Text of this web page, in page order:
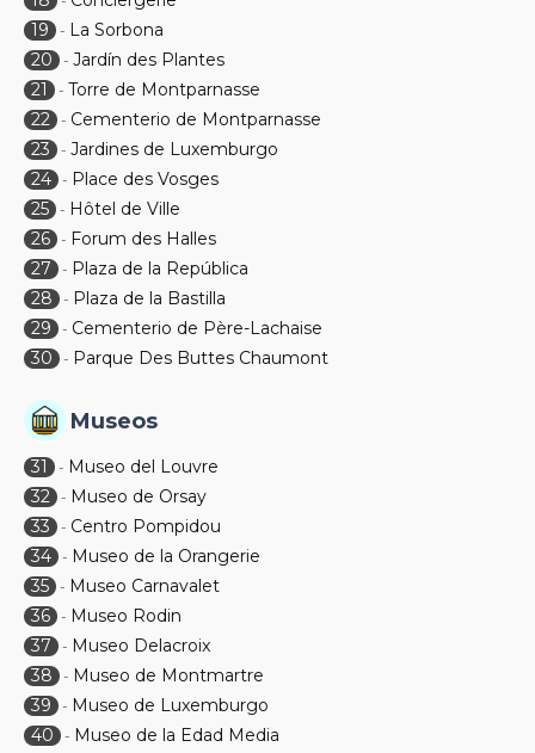
19
- La Sorbona
20
- Jardín des Plantes
21
- Torre de Montparnasse
22 - Cementerio de Montparnasse
23
- Jardines de Luxemburgo
24 - Place des Vosges
25 - Hôtel de Ville
26 - Forum des Halles
27
- Plaza de la República
28
- Plaza de la Bastilla
29
- Cementerio de Père-Lachaise
30
- Parque Des Buttes Chaumont
Museos
31 - Museo del Louvre
32 - Museo de Orsay
33
- Centro Pompidou
34 - Museo de la Orangerie
35 - Museo Carnavalet
36 - Museo Rodin
37
- Museo Delacroix
38
- Museo de Montmartre
39
- Museo de Luxemburgo
40
- Museo de la Edad Media